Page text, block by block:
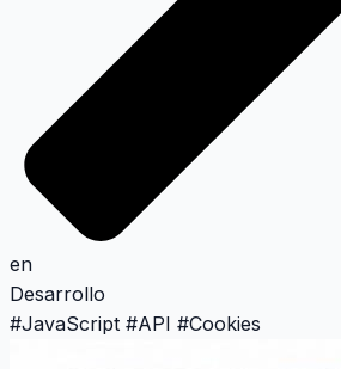
en
Desarrollo
#JavaScript #API #Cookies